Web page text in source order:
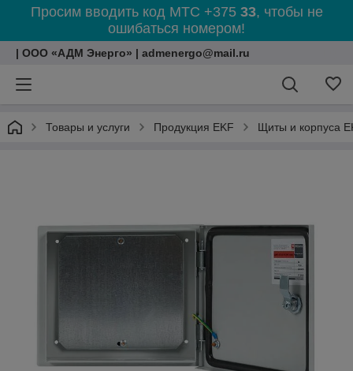
Просим вводить код МТС +375 33, чтобы не
ошибаться номером!
| ООО «АДМ Энерго» | admenergo@mail.ru
Товары и услуги Продукция EKF Щиты и корпуса